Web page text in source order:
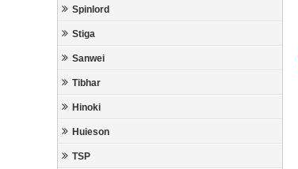
Spinlord
Stiga
Sanwei
Tibhar
Hinoki
Huieson
TSP